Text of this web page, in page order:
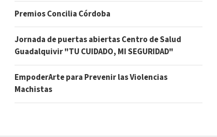
Premios Concilia Córdoba
Jornada de puertas abiertas Centro de Salud
Guadalquivir "TU CUIDADO, MI SEGURIDAD"
EmpoderArte para Prevenir las Violencias
Machistas